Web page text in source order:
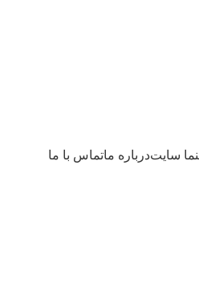
سایتدرباره ماتماس با ما